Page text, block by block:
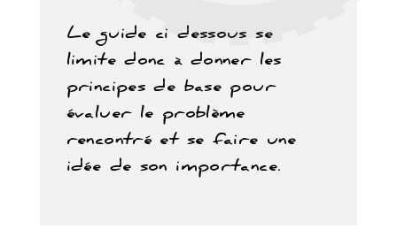
Le guide ci dessous se
limite donc à donner les
principes de base pour
évaluer le problème
rencontré et se faire une
idée de son importance.